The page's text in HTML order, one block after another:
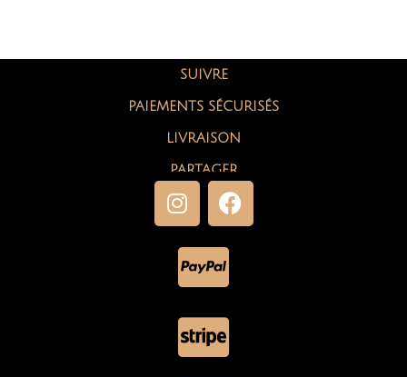
SUIVRE
PAIEMENTS SÉCURISÉS
LIVRAISON
PARTAGER